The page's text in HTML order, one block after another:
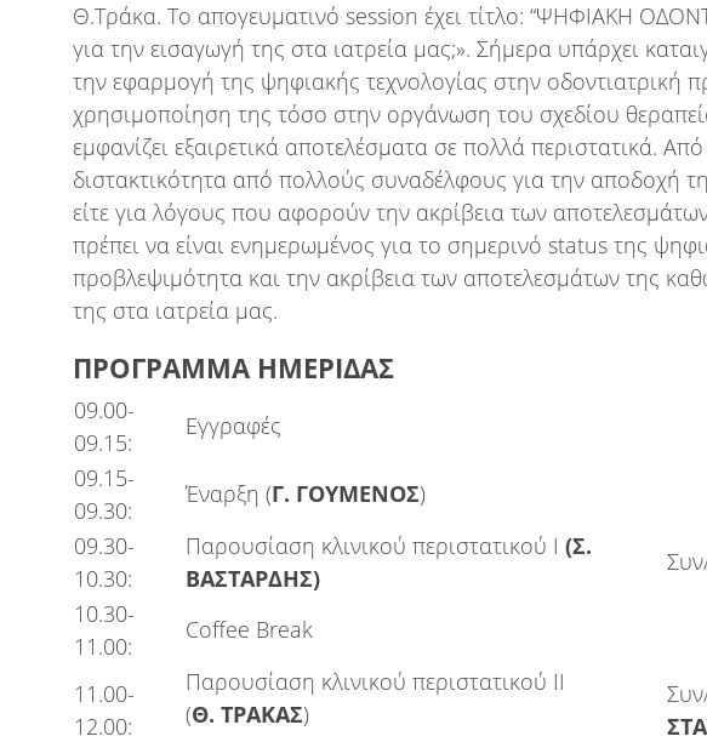
Θ.Τράκα. Το απογευματινό session έχει τίτλο: “ΨΗΦΙΑΚΗ
για την εισαγωγή της στα ιατρεία μας;». Σήμερα υπάρχει
την εφαρμογή της ψηφιακής τεχνολογίας στην οδοντιατρική
χρησιμοποίηση της τόσο στην οργάνωση του σχεδίου
εμφανίζει εξαιρετικά αποτελέσματα σε πολλά περιστατικά.
διστακτικότητα από πολλούς συναδέλφους για την αποδοχή
είτε για λόγους που αφορούν την ακρίβεια των
πρέπει να είναι ενημερωμένος για το σημερινό status της
προβλεψιμότητα και την ακρίβεια των αποτελεσμάτων της
της στα ιατρεία μας.
ΠΡΟΓΡΑΜΜΑ ΗΜΕΡΙΔΑΣ
09.00-
09.15:
Εγγραφές
09.15-
09.30:
Έναρξη (Γ. ΓΟΥΜΕΝΟΣ)
09.30-
10.30:
Παρουσίαση κλινικού περιστατικού Ι (Σ.
ΒΑΣΤΑΡΔΗΣ)
10.30-
11.00:
Coffee Break
11.00-
12.00:
Παρουσίαση κλινικού περιστατικού ΙΙ
(Θ. ΤΡΑΚΑΣ)